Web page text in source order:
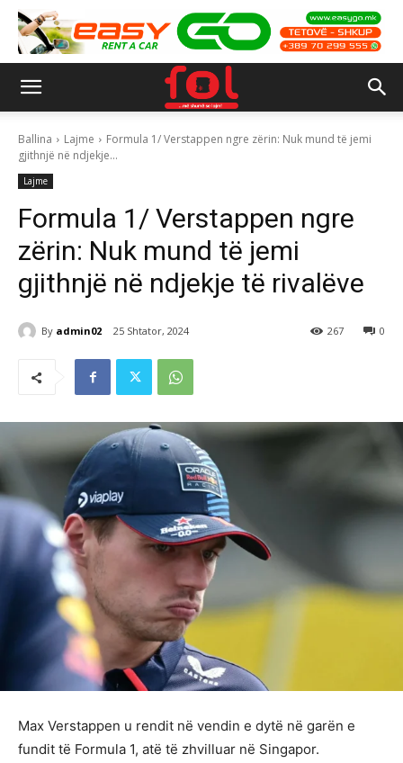
Ballina Lajme
Formula 1/ Verstappen ngre zërin: Nuk mund të jemi
gjithnjë në ndjekje...
Lajme
Formula 1/ Verstappen ngre
zërin: Nuk mund të jemi
gjithnjë në ndjekje të rivalëve
By admin02 25 Shtator, 2024 0
267
Max Verstappen u rendit në vendin e dytë në garën e
fundit të Formula 1, atë të zhvilluar në Singapor.